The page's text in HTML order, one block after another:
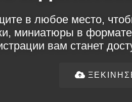
в любое место,
миниатюры в
вам станет